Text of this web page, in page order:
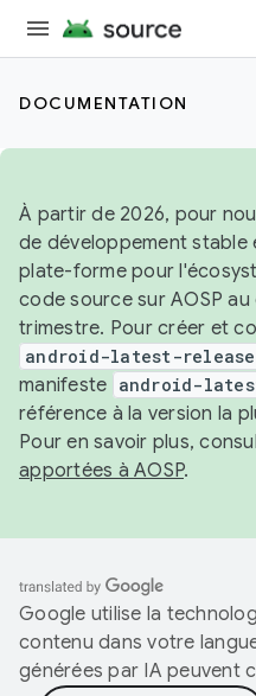
DOCUMENTATION
À partir de 2026, pour
de développement stable
plate-forme pour
code source sur AOSP
trimestre. Pour créer et
android-latest-release
manifeste android-
référence à la version la
Pour en savoir plus,
apportées à AOSP.
Google utilise la
contenu dans votre
générées par IA peuvent